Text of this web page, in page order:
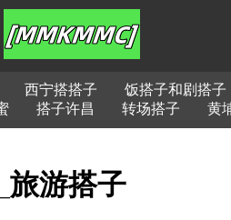
西宁搭搭子 饭搭子和剧搭子
搭子许昌 转场搭子 黄
旅游搭子